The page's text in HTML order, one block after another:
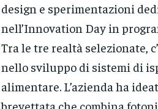
design e sperimentazioni
nell’Innovation Day in
Tra le tre realtà selezionate,
nello sviluppo di sistemi di
alimentare. L’azienda ha
brevettata che combina